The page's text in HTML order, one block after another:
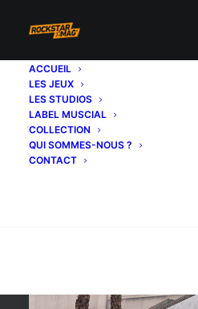
ACCUEIL
LES JEUX
LES STUDIOS
LABEL MUSCIAL
COLLECTION
QUI SOMMES-NOUS ?
CONTACT